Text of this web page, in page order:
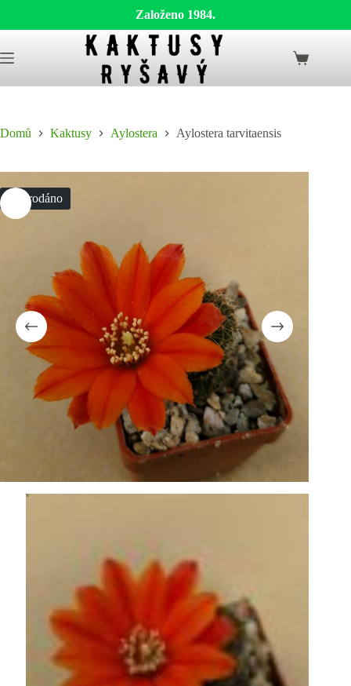
Založeno 1984.
to
content
Shopping
Domů Kaktusy Aylostera Aylostera tarvitaensis
Vyprodáno